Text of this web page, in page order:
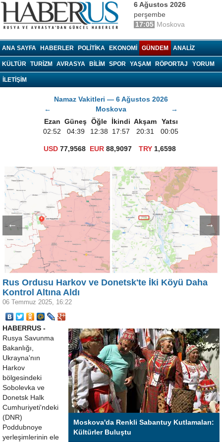
6 Ağustos 2026
perşembe
17:05 Moskova
ANA SAYFA HABERLER POLITIKA EKONOMI GÜNDEM ANALIZ
KÜLTÜR TURIZM AVRASYA BILIM SPOR YAŞAM RÖPORTAJ YORUM
İLETİŞİM
Namaz Vakitleri — 6 Ağustos 2026
←
Moskova
→
Ezan Güneş Öğle İkindi Akşam
Yatsı
02:52
04:39 12:38 17:57 20:31 00:05
USD 77,9568 EUR 88,9097 TRY1,6598
← →
Rus Ordusu Harkov ve Donetsk'te İki Köyü Daha
Kontrol Altına Aldı
06 Temmuz 2025, 16:22
Moskova'da Renkli Sabantuy Kutlamaları:
Kültürler Buluştu
HABERRUS -
Rusya Savunma
Bakanlığı,
Ukrayna'nın
Harkov
bölgesindeki
Sobolevka ve
Donetsk Halk
Cumhuriyeti'ndeki
(DNR)
Poddubnoye
yerleşimlerinin ele